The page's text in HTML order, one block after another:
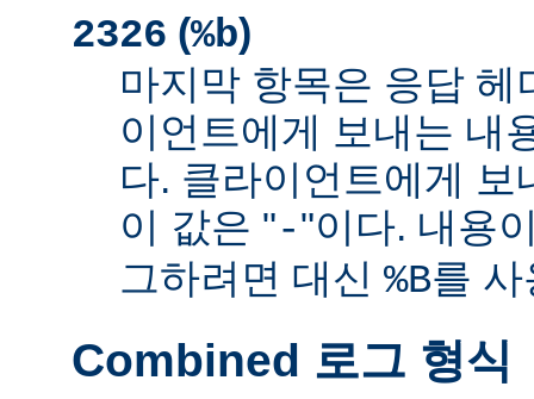
2326 (%b)
마지막 항목은 응답
이언트에게 보내는 내
다. 클라이언트에게
이 값은 "-"이다. 내용
그하려면 대신 %B를
Combined 로그 형식